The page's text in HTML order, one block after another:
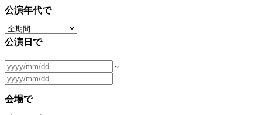
公演年代で
公演日で
～
会場で